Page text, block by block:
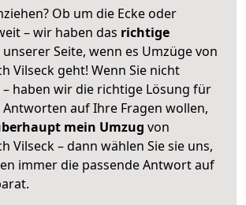
Ob um die Ecke oder
– wir haben das richtige
unserer Seite, wenn es Umzüge von
Vilseck geht! Wenn Sie nicht
haben wir die richtige Lösung für
Antworten auf Ihre Fragen wollen,
mein Umzug von
Vilseck – dann wählen Sie sie uns,
immer die passende Antwort auf